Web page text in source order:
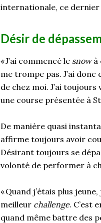
internationale, ce dernier
Désir de
«J’ai commencé le snowà
me trompe pas. J’ai
de chez moi. J’ai
une course présentée à
De manière quasi
affirme toujours avoir
Désirant toujours se
volonté de performer à
«Quand j’étais plus
meilleur challenge. C’est
quand même battre des